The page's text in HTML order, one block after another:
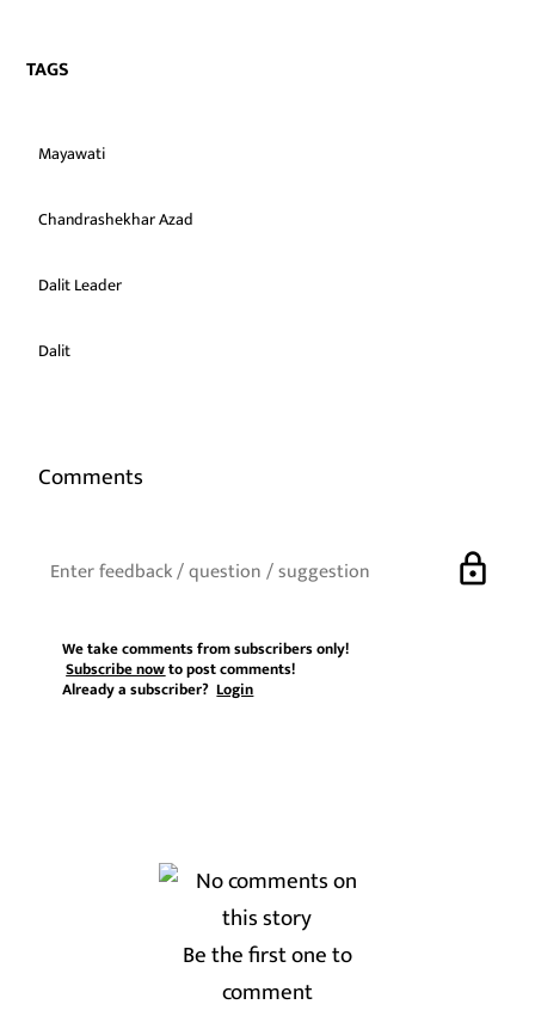
TAGS
Mayawati
Chandrashekhar Azad
Dalit Leader
Dalit
Comments
lock
We take comments from subscribers only!
Subscribe nowto post comments!
Already a subscriber?Login
Be the first one to
comment